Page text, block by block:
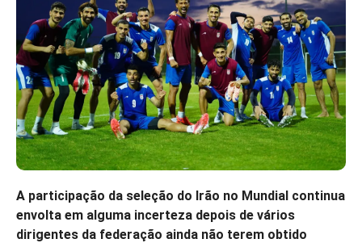
A participação da seleção do Irão no Mundial continua
envolta em alguma incerteza depois de vários
dirigentes da federação ainda não terem obtido